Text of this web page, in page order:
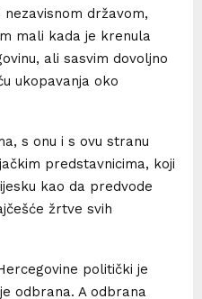
državom,
mali kada je krenula
ali sasvim dovoljno
ukopavanja oko
s onu i s ovu stranu
predstavnicima, koji
kao da predvode
žrtve svih
politički je
odbrana. A odbrana